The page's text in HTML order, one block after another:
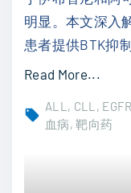
检
测
如
何
准
明显。本文深入
患者提供BTK抑
Read More..."
布
ALL CLL EGFR
血病 靶向药